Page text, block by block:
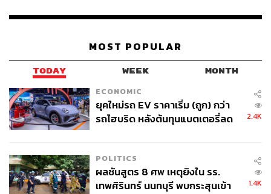
MOST POPULAR
TODAY WEEK MONTH
ECONOMIC
ยุคใหม่รถ EV ราคาเริ่ม (ถูก) กว่า
รถไฮบริด หลังต้นทุนแบตเตอรี่ลด
2.4K
POLITICS
ผลชันสูตร 8 ศพ เหตุยิงใน รร.
เทพศิรินทร์ นนทบุรี พบกระสุนเข้า
1.4K